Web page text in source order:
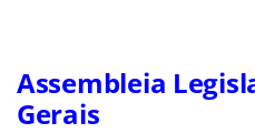
Assembleia
Gerais